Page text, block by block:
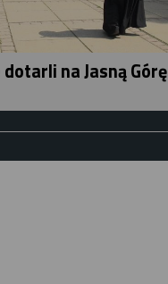
na Jasną Górę